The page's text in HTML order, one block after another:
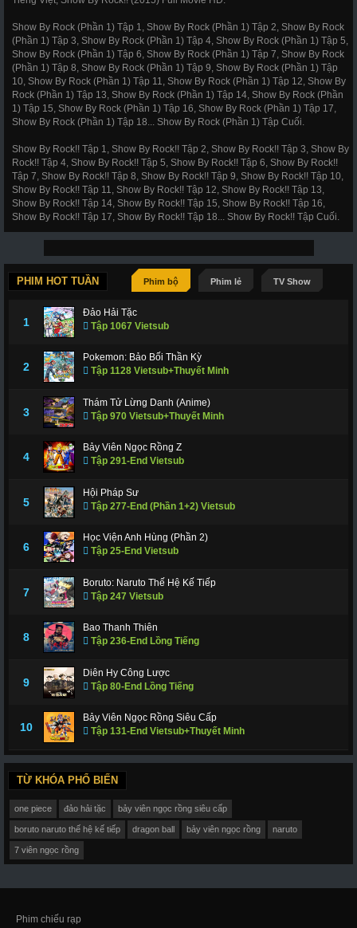
Show By Rock (Phần 1) Tập 1, Show By Rock (Phần 1) Tập 2, Show By Rock
(Phần 1) Tập 3, Show By Rock (Phần 1) Tập 4, Show By Rock (Phần 1) Tập 5,
Show By Rock (Phần 1) Tập 6, Show By Rock (Phần 1) Tập 7, Show By Rock
(Phần 1) Tập 8, Show By Rock (Phần 1) Tập 9, Show By Rock (Phần 1) Tập
10, Show By Rock (Phần 1) Tập 11, Show By Rock (Phần 1) Tập 12, Show By
Rock (Phần 1) Tập 13, Show By Rock (Phần 1) Tập 14, Show By Rock (Phần
1) Tập 15, Show By Rock (Phần 1) Tập 16, Show By Rock (Phần 1) Tập 17,
Show By Rock (Phần 1) Tập 18... Show By Rock (Phần 1) Tập Cuối.
Show By Rock!! Tập 1, Show By Rock!! Tập 2, Show By Rock!! Tập 3, Show By
Rock!! Tập 4, Show By Rock!! Tập 5, Show By Rock!! Tập 6, Show By Rock!!
Tập 7, Show By Rock!! Tập 8, Show By Rock!! Tập 9, Show By Rock!! Tập 10,
Show By Rock!! Tập 11, Show By Rock!! Tập 12, Show By Rock!! Tập 13,
Show By Rock!! Tập 14, Show By Rock!! Tập 15, Show By Rock!! Tập 16,
Show By Rock!! Tập 17, Show By Rock!! Tập 18... Show By Rock!! Tập Cuối.
PHIM HOT TUẦN Phim bộ Phim lẻ TV Show
1
Đảo Hải Tặc
Tập 1067 Vietsub
2
Pokemon: Bảo Bối Thần Kỳ
Tập 1128 Vietsub+Thuyết Minh
3
Thám Tử Lừng Danh (Anime)
Tập 970 Vietsub+Thuyết Minh
4
Bảy Viên Ngọc Rồng Z
Tập 291-End Vietsub
5
Hội Pháp Sư
Tập 277-End (Phần 1+2) Vietsub
6
Học Viện Anh Hùng (Phần 2)
Tập 25-End Vietsub
7
Boruto: Naruto Thế Hệ Kế Tiếp
Tập 247 Vietsub
8
Bao Thanh Thiên
Tập 236-End Lồng Tiếng
9
Diên Hy Công Lược
Tập 80-End Lồng Tiếng
10
Bảy Viên Ngọc Rồng Siêu Cấp
Tập 131-End Vietsub+Thuyết Minh
TỪ KHÓA PHỔ BIẾN
one piece đảo hải tặc bảy viên ngọc rồng siêu cấp
boruto naruto thế hệ kế tiếp dragon ball bảy viên ngọc rồng naruto
7 viên ngọc rồng
Phim chiếu rạp